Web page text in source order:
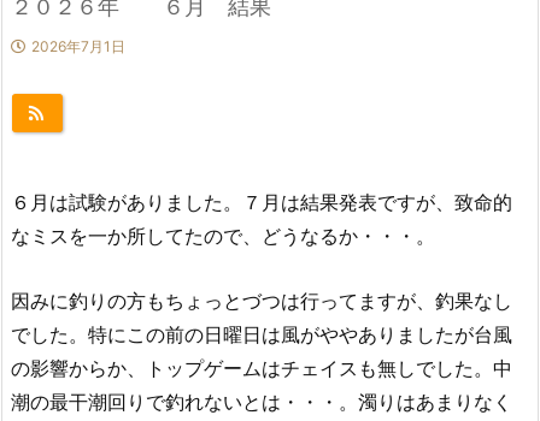
２０２６年 ６月 結果
2026年7月1日
６月は試験がありました。７月は結果発表ですが、致命的
なミスを一か所してたので、どうなるか・・・。
因みに釣りの方もちょっとづつは行ってますが、釣果なし
でした。特にこの前の日曜日は風がややありましたが台風
の影響からか、トップゲームはチェイスも無しでした。中
潮の最干潮回りで釣れないとは・・・。濁りはあまりなく